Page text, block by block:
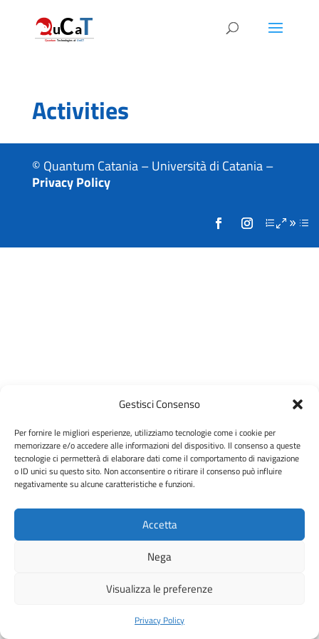
Gestisci Consenso
Per fornire le migliori esperienze, utilizziamo tecnologie come i cookie per
memorizzare e/o accedere alle informazioni del dispositivo. Il consenso a queste
tecnologie ci permetterà di elaborare dati come il comportamento di navigazione
o ID unici su questo sito. Non acconsentire o ritirare il consenso può influire
negativamente su alcune caratteristiche e funzioni.
Accetta
Nega
Visualizza le preferenze
Privacy Policy
Activities
© Quantum Catania – Università di Catania –
Privacy Policy